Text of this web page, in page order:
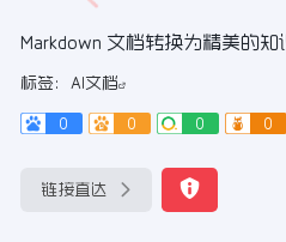
Markdown 文档转换为精美的
标签： AI文档
0 0 0 0
链接直达